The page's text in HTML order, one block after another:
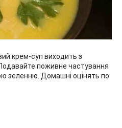
крем-суп виходить з
поживне частування
зеленню. Домашні оцінять по